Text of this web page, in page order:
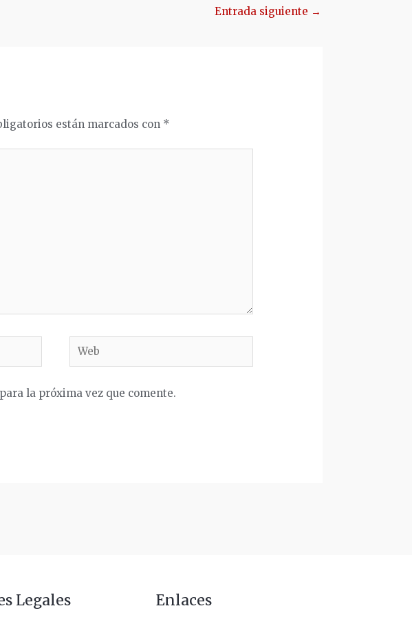
Entrada siguiente →
están marcados con *
Web
la próxima vez que comente.
Legales Enlaces